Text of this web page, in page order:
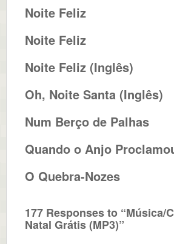
Noite Feliz
Noite Feliz
Noite Feliz (Inglês)
Oh, Noite Santa (Inglês)
Num Berço de Palhas
Quando o Anjo
O Quebra-Nozes
177 Responses to “Música/
Natal Grátis (MP3)”